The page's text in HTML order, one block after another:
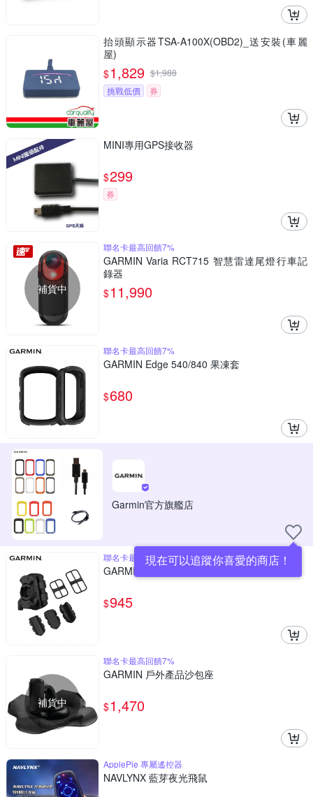
抬頭顯示器TSA-A100X(OBD2)_送安裝(車麗
屋)
$1,829 $1,988
挑戰低價
券
MINI專用GPS接收器
$299
券
補貨中
聯名卡最高回饋7%
GARMIN Varia RCT715 智慧雷達尾燈行車記
錄器
$11,990
聯名卡最高回饋7%
GARMIN Edge 540/840 果凍套
$680
Garmin官方旗艦店
現在可以追蹤你喜愛的商店！
聯名卡最高回饋7%
GARMIN Varia RCT715 固定組
$945
補貨中
聯名卡最高回饋7%
GARMIN 戶外產品沙包座
$1,470
ApplePie 專屬遙控器
NAVLYNX 藍芽夜光飛鼠